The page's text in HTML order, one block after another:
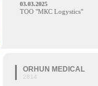
03.03.2025
ТОО "МКС Logystics"
ORHUN MEDICAL
2814